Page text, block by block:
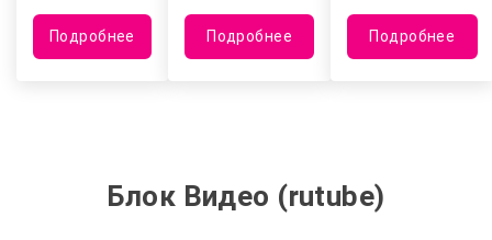
Подробнее Подробнее Подробнее
Блок Видео (rutube)